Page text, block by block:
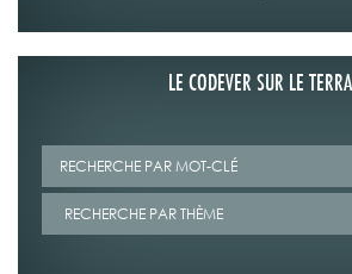
LE CODEVER SUR LE